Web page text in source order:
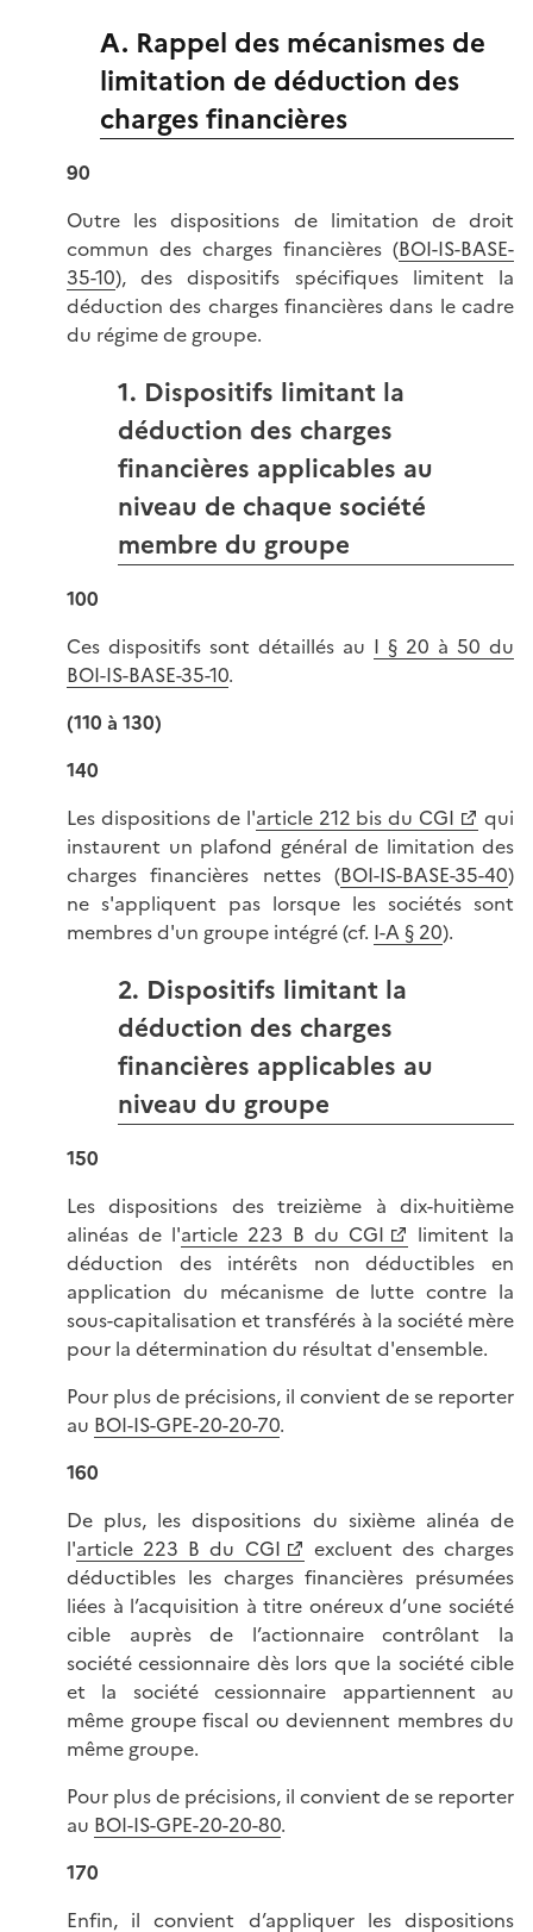
A. Rappel des mécanismes de
limitation de déduction des
charges financières
90
Outre les dispositions de limitation de droit
commun des charges financières (BOI-IS-BASE-
35-10), des dispositifs spécifiques limitent la
déduction des charges financières dans le cadre
du régime de groupe.
1. Dispositifs limitant la
déduction des charges
financières applicables au
niveau de chaque société
membre du groupe
100
Ces dispositifs sont détaillés au I § 20 à 50 du
BOI-IS-BASE-35-10.
(110 à 130)
140
Les dispositions de l'article 212 bis du CGI
qui
instaurent un plafond général de limitation des
charges financières nettes (BOI-IS-BASE-35-40)
ne s'appliquent pas lorsque les sociétés sont
membres d'un groupe intégré (cf. I-A § 20).
2. Dispositifs limitant la
déduction des charges
financières applicables au
niveau du groupe
150
Les dispositions des treizième à dix-huitième
alinéas de l'article 223 B du CGI
limitent la
déduction des intérêts non déductibles en
application du mécanisme de lutte contre la
sous-capitalisation et transférés à la société mère
pour la détermination du résultat d'ensemble.
Pour plus de précisions, il convient de se reporter
au BOI-IS-GPE-20-20-70.
160
De plus, les dispositions du sixième alinéa de
l'article 223 B du CGI
excluent des charges
déductibles les charges financières présumées
liées à l’acquisition à titre onéreux d’une société
cible auprès de l’actionnaire contrôlant la
société cessionnaire dès lors que la société cible
et la société cessionnaire appartiennent au
même groupe fiscal ou deviennent membres du
même groupe.
Pour plus de précisions, il convient de se reporter
au BOI-IS-GPE-20-20-80.
170
Enfin, il convient d’appliquer les dispositions